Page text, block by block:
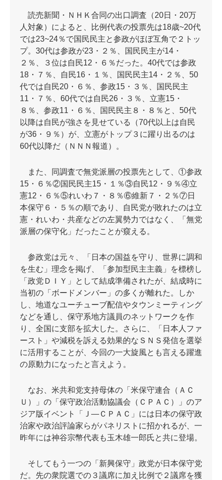
読売新聞・ＮＨＫ合同の出口調査（20日・20万
人対象）によると、比例代表の投票先は18歳~20代
では23~24％で国民民主と参政がほぼ互角で２トッ
プ。30代は参政が23・２％、国民民主が14・
２％、３位は自民12・６％だった。40代では参政
18・７％、自民16・１％、国民民主14・２％、50
代では自民20・６％、参政15・３％、国民民主
11・７％、60代では自民26・３％、立憲15・
８％、参政11・６％、国民民主８・８％と、50代
以降は自民が強さを見せている（70代以上は自民
が36・９％）が、立憲がトップ３に躍り出るのは
60代以降だ（ＮＮＮ報道）。
また、同調査で無党派層の投票先として、①参政
15・６％②国民民主15・１％③自民12・９％④立
憲12・６％⑤れいわ７・８％⑥維新７・２％⑦日
本保守６・５％の順であり、自民党が敗れたのは立
憲・れいわ・共産などの左翼勢力ではなく、「無党
派層の保守化」だったことが窺える。
参政党は元々、「日本の国益を守り、世界に調和
を生む」理念を掲げ、「参加型民主主義」を標榜し
「政党ＤＩＹ」として結成準備されたが、結成時に
当初の「ボードメンバー」の多くが離れた。しか
し、地道なユーチューブ配信やタウンミーティング
などを通し、保守系地方議員のネットワークを作
り、全国に支部を拡大した。さらに、「日本人ファ
ースト」や減税を訴える効果的なＳＮＳ発信を選挙
に活用することが、今回の一大旋風とも言える躍進
の原動力になったと言えよう。
なお、米共和党支持母体の「米保守連合（ＡＣ
Ｕ）」の「保守政治活動協議会（ＣＰＡＣ）」のア
ジア版イベント「Ｊ—ＣＰＡＣ」には日本の保守政
治家や政治評論家らがパネリストに招かれるが、一
昨年には神谷宗幣代表も玉木雄一郎氏と共に登場。
そしてもう一つの「新興保守」政党が日本保守党
だ。先の衆院選での３議席に加え比例で２議席を獲